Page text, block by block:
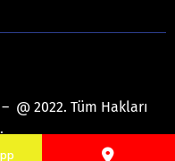
@ 2022. Tüm Hakları